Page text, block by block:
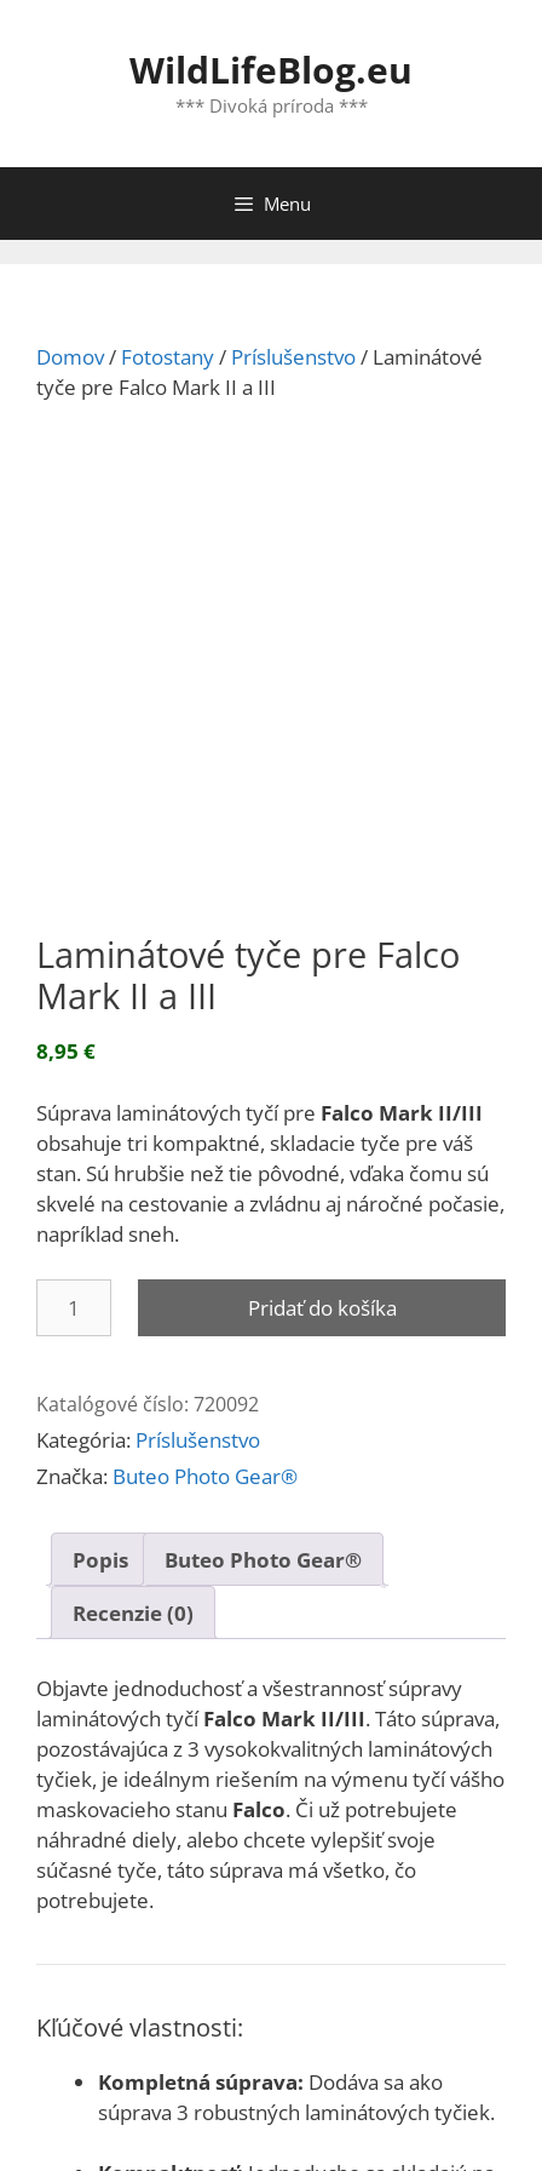
WildLifeBlog.eu
*** Divoká príroda ***
Menu
Domov/ Fotostany/ Príslušenstvo/ Laminátové
tyče pre Falco Mark II a III
Laminátové tyče pre Falco
Mark II a III
8,95 €
Súprava laminátových tyčí pre Falco Mark II/III
obsahuje tri kompaktné, skladacie tyče pre váš
stan. Sú hrubšie než tie pôvodné, vďaka čomu sú
skvelé na cestovanie a zvládnu aj náročné počasie,
napríklad sneh.
Laminátové
Falco
Mark
II
III
Pridať do košíka
Katalógové číslo: 720092
Kategória: Príslušenstvo
Značka: Buteo Photo Gear®
Popis
Buteo Photo Gear®
Recenzie (0)
Objavte jednoduchosť a všestrannosť súpravy
laminátových tyčíFalco Mark II/III. Táto súprava,
pozostávajúca z 3 vysokokvalitných laminátových
tyčiek, je ideálnym riešením na výmenu tyčí vášho
maskovacieho stanu Falco. Či už potrebujete
náhradné diely, alebo chcete vylepšiť svoje
súčasné tyče, táto súprava má všetko, čo
potrebujete.
Kľúčové vlastnosti:
Kompletná súprava: Dodáva sa ako
súprava 3 robustných laminátových tyčiek.